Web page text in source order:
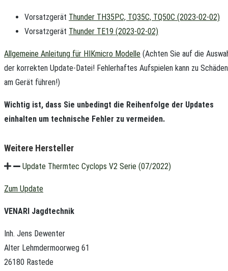
Vorsatzgerät Thunder TH35PC, TQ35C, TQ50C (2023-02-02)
Vorsatzgerät Thunder TE19 (2023-02-02)
Allgemeine Anleitung für HIKmicro Modelle (Achten Sie auf die
der korrekten Update-Datei! Fehlerhaftes Aufspielen kann zu Schäden
am Gerät führen!)
Wichtig ist, dass Sie unbedingt die Reihenfolge der Updates
einhalten um technische Fehler zu vermeiden.
Weitere Hersteller
Update Thermtec Cyclops V2 Serie (07/2022)
Zum Update
VENARI Jagdtechnik
Inh. Jens Dewenter
Alter Lehmdermoorweg 61
26180 Rastede